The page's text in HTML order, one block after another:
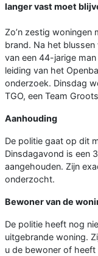
langer vast moet
Zo’n zestig
brand. Na het
van een 44-jarige
leiding van het
onderzoek. Dinsdag
TGO, een Team
Aanhouding
De politie gaat op dit
Dinsdagavond is een
aangehouden. Zijn
onderzocht.
Bewoner van de
De politie heeft nog
uitgebrande woning.
u de bewoner of